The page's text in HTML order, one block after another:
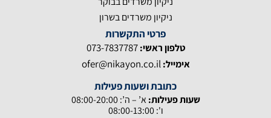
ניקיון משרדים בשרון
פרטי התקשרות
טלפון ראשי:073-7837787
אימייל: ofer@nikayon.co.il
כתובת ושעות פעילות
שעות פעילות:א’ – ה’: 08:00-20:00
ו': 08:00-13:00